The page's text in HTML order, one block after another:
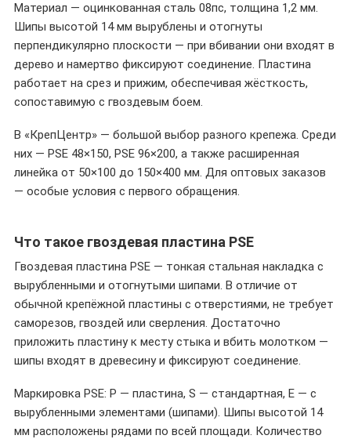
Материал — оцинкованная сталь 08пс, толщина 1,2 мм.
Шипы высотой 14 мм вырублены и отогнуты
перпендикулярно плоскости — при вбивании они входят в
дерево и намертво фиксируют соединение. Пластина
работает на срез и прижим, обеспечивая жёсткость,
сопоставимую с гвоздевым боем.
В «КрепЦентр» — большой выбор разного крепежа. Среди
них — PSE 48×150, PSE 96×200, а также расширенная
линейка от 50×100 до 150×400 мм. Для оптовых заказов
— особые условия с первого обращения.
Что такое гвоздевая пластина PSE
Гвоздевая пластина PSE — тонкая стальная накладка с
вырубленными и отогнутыми шипами. В отличие от
обычной крепёжной пластины с отверстиями, не требует
саморезов, гвоздей или сверления. Достаточно
приложить пластину к месту стыка и вбить молотком —
шипы входят в древесину и фиксируют соединение.
Маркировка PSE: P — пластина, S — стандартная, E — с
вырубленными элементами (шипами). Шипы высотой 14
мм расположены рядами по всей площади. Количество